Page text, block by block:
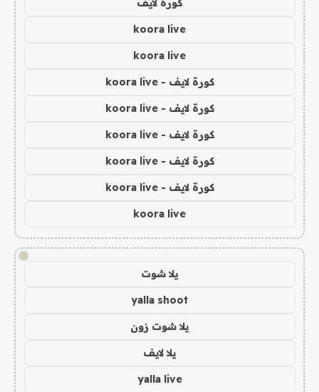
كورة لايف
koora live
koora live
كورة لايف - koora live
كورة لايف - koora live
كورة لايف - koora live
كورة لايف - koora live
كورة لايف - koora live
koora live
!
يلا شوت
yalla shoot
يلا شوت زون
يلا لايف
yalla live